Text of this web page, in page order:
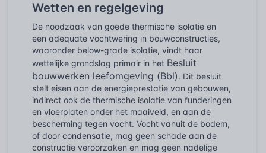
Wetten en regelgeving
De noodzaak van goede thermische isolatie en
een adequate vochtwering in bouwconstructies,
waaronder below-grade isolatie, vindt haar
wettelijke grondslag primair in het Besluit
bouwwerken leefomgeving (Bbl). Dit besluit
stelt eisen aan de energieprestatie van gebouwen,
indirect ook de thermische isolatie van funderingen
en vloerplaten onder het maaiveld, en aan de
bescherming tegen vocht. Vocht vanuit de bodem,
of door condensatie, mag geen schade aan de
constructie veroorzaken en mag geen nadelige